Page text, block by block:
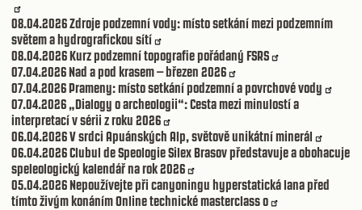
08.04.2026Zdroje podzemní vody: místo setkání mezi podzemním
světem a hydrografickou sítí
08.04.2026Kurz podzemní topografie pořádaný FSRS
07.04.2026Nad a pod krasem – březen 2026
07.04.2026Prameny: místo setkání podzemní a povrchové vody
07.04.2026„Dialogy o archeologii“: Cesta mezi minulostí a
interpretací v sérii z roku 2026
06.04.2026V srdci Apuánských Alp, světově unikátní minerál
06.04.2026Clubul de Speologie Silex Brasov představuje a obohacuje
speleologický kalendář na rok 2026
05.04.2026Nepoužívejte při canyoningu hyperstatická lana před
tímto živým konáním Online technické masterclass o